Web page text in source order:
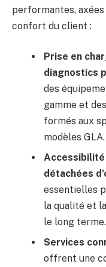
performantes,
confort du client :
Prise en
diagnostics
des
gamme et
formés aux
modèles GLA.
détachées
essentielles
la qualité et
le long terme.
Services
offrent une